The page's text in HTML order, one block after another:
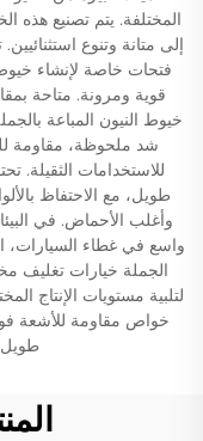
المختلفة. يتم تصنيع هذه
إلى متانة وتنوع
فتحات خاصة لإنشاء
قوية ومرونة. متاحة
خيوط النيون المباعة
شد ملحوظة، مقاومة
للاستخدامات الثقيلة.
طويل، مع الاحتفاظ
وأغلب الأحماض. في
واسع في غطاء السيارات،
الجملة خيارات تغليف
لتلبية مستويات الإنتاج
خواص مقاومة للأشعة
طويل